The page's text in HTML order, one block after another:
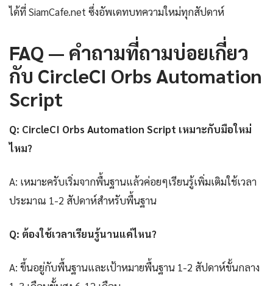
ได้ที่ SiamCafe.net ซึ่งอัพเดทบทความใหม่ทุกสัปดาห์
FAQ — คำถามที่ถามบ่อยเกี่ยว
กับ CircleCI Orbs Automation
Script
Q: CircleCI Orbs Automation Script เหมาะกับมือใหม่
ไหม?
A: เหมาะครับเริ่มจากพื้นฐานแล้วค่อยๆเรียนรู้เพิ่มเติมใช้เวลา
ประมาณ 1-2 สัปดาห์สำหรับพื้นฐาน
Q: ต้องใช้เวลาเรียนรู้นานแค่ไหน?
A: ขึ้นอยู่กับพื้นฐานและเป้าหมายพื้นฐาน 1-2 สัปดาห์ขั้นกลาง